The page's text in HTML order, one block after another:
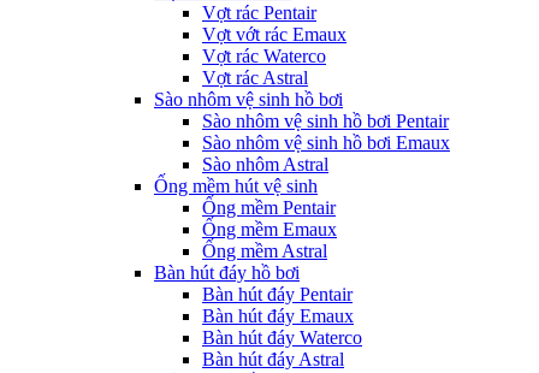
Vợt rác Pentair
Vợt vớt rác Emaux
Vợt rác Waterco
Vợt rác Astral
Sào nhôm vệ sinh hồ bơi
Sào nhôm vệ sinh hồ bơi Pentair
Sào nhôm vệ sinh hồ bơi Emaux
Sào nhôm Astral
Ống mềm hút vệ sinh
Ống mềm Pentair
Ống mềm Emaux
Ống mềm Astral
Bàn hút đáy hồ bơi
Bàn hút đáy Pentair
Bàn hút đáy Emaux
Bàn hút đáy Waterco
Bàn hút đáy Astral